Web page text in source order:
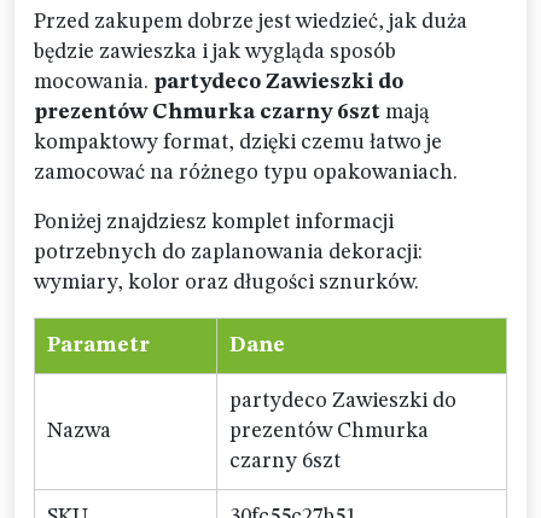
Przed zakupem dobrze jest wiedzieć, jak duża
będzie zawieszka i jak wygląda sposób
mocowania. partydeco Zawieszki do
prezentów Chmurka czarny 6szt mają
kompaktowy format, dzięki czemu łatwo je
zamocować na różnego typu opakowaniach.
Poniżej znajdziesz komplet informacji
potrzebnych do zaplanowania dekoracji:
wymiary, kolor oraz długości sznurków.
Parametr Dane
Nazwa
partydeco Zawieszki do
prezentów Chmurka
czarny 6szt